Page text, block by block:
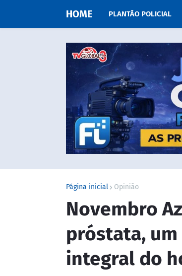
HOME PLANTÃO POLICIAL
Página inicial Opinião
Novembro
próstata,
integral do